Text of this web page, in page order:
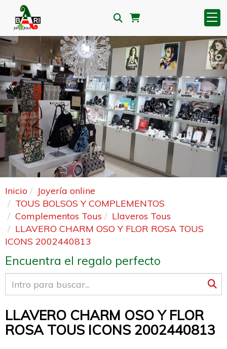
Anterior
Inicio
Joyería online
TOUS BOLSOS Y COMPLEMENTOS
Complementos Tous
Llaveros Tous
LLAVERO CHARM OSO Y FLOR ROSA TOUS
ICONS 2002440813
Encuentra el regalo perfecto
LLAVERO CHARM OSO Y FLOR
ROSA TOUS ICONS 2002440813